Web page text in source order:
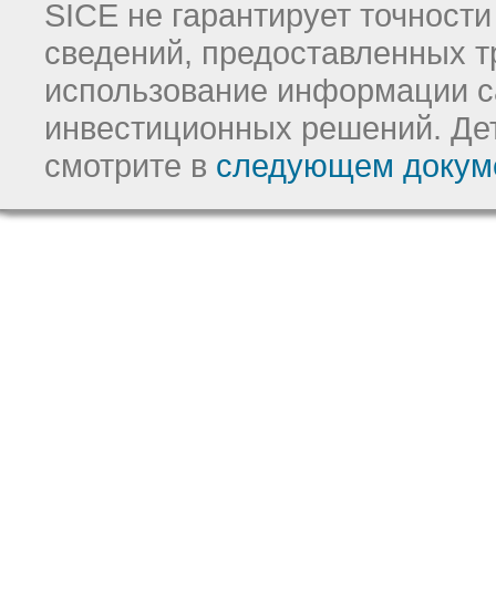
SICE не гарантирует
сведений, предоставленных
использование информации
инвестиционных решений.
смотрите в следующем